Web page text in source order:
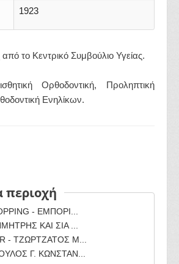
1923
το Κεντρικό Συμβούλιο Υγείας.
Ορθοδοντική, Προληπτική
Ενηλίκων.
περιοχή
- ΕΜΠΟΡΙ...
ΚΑΙ ΣΙΑ ...
- ΤΖΩΡΤΖΑΤΟΣ Μ...
Γ. ΚΩΝΣΤΑΝ...